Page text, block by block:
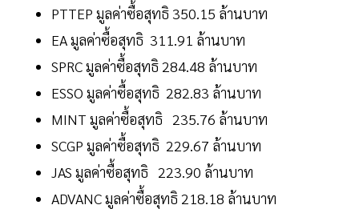
PTTEP มูลค่าซื้อสุทธิ 350.15 ล้านบาท
EA มูลค่าซื้อสุทธิ 311.91 ล้านบาท
SPRC มูลค่าซื้อสุทธิ 284.48 ล้านบาท
ESSO มูลค่าซื้อสุทธิ 282.83 ล้านบาท
MINT มูลค่าซื้อสุทธิ 235.76 ล้านบาท
SCGP มูลค่าซื้อสุทธิ 229.67 ล้านบาท
JAS มูลค่าซื้อสุทธิ 223.90 ล้านบาท
ADVANC มูลค่าซื้อสุทธิ 218.18 ล้านบาท